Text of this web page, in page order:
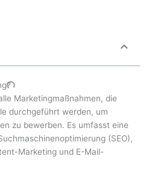
Marketingmaßnahmen, die
durchgeführt werden, um
zu bewerben. Es umfasst eine
(SEO),
Marketing und E-Mail-